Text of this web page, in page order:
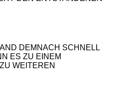
DEMNACH SCHNELL
ES ZU EINEM
WEITEREN